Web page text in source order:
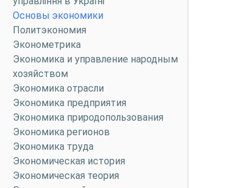
Основы экономики
Политэкономия
Эконометрика
Экономика и управление народным
хозяйством
Экономика отрасли
Экономика предприятия
Экономика природопользования
Экономика регионов
Экономика труда
Экономическая история
Экономическая теория